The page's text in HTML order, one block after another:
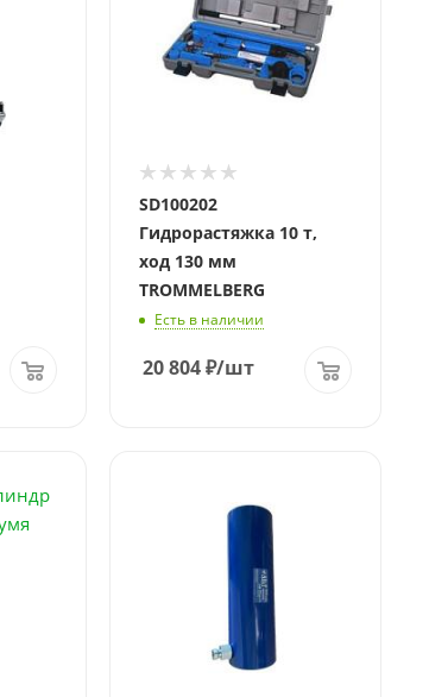
SD100202
Гидрорастяжка 10 т,
ход 130 мм
TROMMELBERG
Есть в наличии
20 804₽/шт